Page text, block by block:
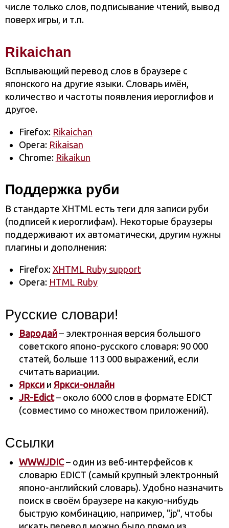
числе только слов, подписывание чтений, вывод
поверх игры, и т.п.
Rikaichan
Всплывающий перевод слов в браузере с
японского на другие языки. Словарь имён,
количество и частоты появления иероглифов и
другое.
Firefox: Rikaichan
Opera: Rikaisan
Chrome: Rikaikun
Поддержка руби
В стандарте XHTML есть теги для записи руби
(подписей к иероглифам). Некоторые браузеры
поддерживают их автоматически, другим нужны
плагины и дополнения:
Firefox: XHTML Ruby support
Opera: HTML Ruby
Русские словари!
Вародай– электронная версия большого
советского японо-русского словаря: 90 000
статей, больше 113 000 выражений, если
считать вариации.
Ярксии Яркси-онлайн
JR-Edict– около 6000 слов в формате EDICT
(совместимо со множеством приложений).
Ссылки
WWWJDIC– один из веб-интерфейсов к
словарю EDICT (самый крупный электронный
японо-английский словарь). Удобно назначить
поиск в своём браузере на какую-нибудь
быструю комбинацию, например, "jp", чтобы
искать перевод можно было прямо из